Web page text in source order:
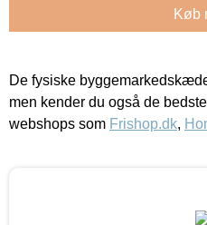
Køb
De fysiske
men kender du også de
webshops som Frishop.dk,